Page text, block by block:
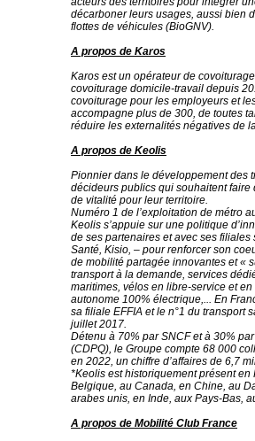
décarboner leurs usages, aussi bien
flottes de véhicules (BioGNV).
A propos de Karos
Karos est un opérateur de
covoiturage domicile-travail depuis
covoiturage pour les employeurs et
accompagne plus de 300, de toutes
réduire les externalités négatives de
A propos de Keolis
Pionnier dans le développement des
décideurs publics qui souhaitent faire
de vitalité pour leur territoire.
Numéro 1 de l’exploitation de métro
Keolis s’appuie sur une politique
de ses partenaires et avec ses
Santé, Kisio, – pour renforcer son
de mobilité partagée innovantes et «
transport à la demande, services
maritimes, vélos en libre-service et
autonome 100% électrique,... En
sa filiale EFFIA et le n°1 du transport
juillet 2017.
Détenu à 70% par SNCF et à 30%
(CDPQ), le Groupe compte 68 000
en 2022, un chiffre d’affaires de 6,7
*Keolis est historiquement présent en
Belgique, au Canada, en Chine, au
arabes unis, en Inde, aux Pays-Bas,
A propos de Mobilité Club France